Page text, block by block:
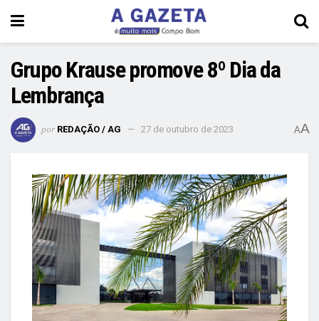
Grupo Krause promove 8º Dia da
Lembrança
por REDAÇÃO / AG 27 de outubro de 2023 AA